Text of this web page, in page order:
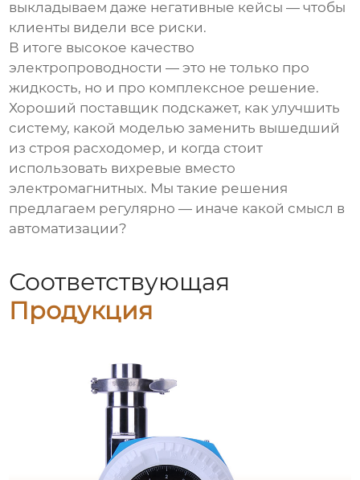
выкладываем даже негативные кейсы — чтобы
клиенты видели все риски.
В итоге высокое качество
электропроводности — это не только про
жидкость, но и про комплексное решение.
Хороший поставщик подскажет, как улучшить
систему, какой моделью заменить вышедший
из строя расходомер, и когда стоит
использовать вихревые вместо
электромагнитных. Мы такие решения
предлагаем регулярно — иначе какой смысл в
автоматизации?
Соответствующая
Продукция